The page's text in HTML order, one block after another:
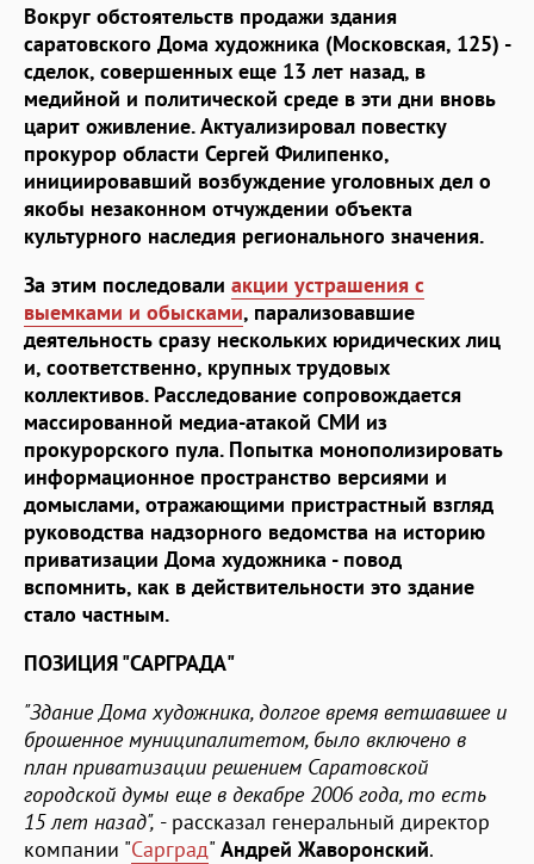
Вокруг обстоятельств продажи здания
саратовского Дома художника (Московская, 125) -
сделок, совершенных еще 13 лет назад, в
медийной и политической среде в эти дни вновь
царит оживление. Актуализировал повестку
прокурор области Сергей Филипенко,
инициировавший возбуждение уголовных дел о
якобы незаконном отчуждении объекта
культурного наследия регионального значения.
За этим последовали акции устрашения с
выемками и обысками, парализовавшие
деятельность сразу нескольких юридических лиц
и, соответственно, крупных трудовых
коллективов. Расследование сопровождается
массированной медиа-атакой СМИ из
прокурорского пула. Попытка монополизировать
информационное пространство версиями и
домыслами, отражающими пристрастный взгляд
руководства надзорного ведомства на историю
приватизации Дома художника - повод
вспомнить, как в действительности это здание
стало частным.
ПОЗИЦИЯ "САРГРАДА"
"Здание Дома художника, долгое время ветшавшее и
брошенное муниципалитетом, было включено в
план приватизации решением Саратовской
городской думы еще в декабре 2006 года, то есть
15 лет назад", - рассказал генеральный директор
компании "Сарград" Андрей Жаворонский.